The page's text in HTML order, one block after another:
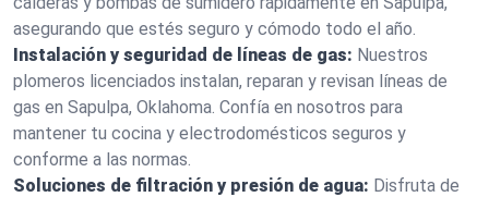
asegurando que estés seguro y cómodo todo el año.
Instalación y seguridad de líneas de gas: Nuestros
plomeros licenciados instalan, reparan y revisan líneas de
gas en Sapulpa, Oklahoma. Confía en nosotros para
mantener tu cocina y electrodomésticos seguros y
conforme a las normas.
Soluciones de filtración y presión de agua: Disfruta de